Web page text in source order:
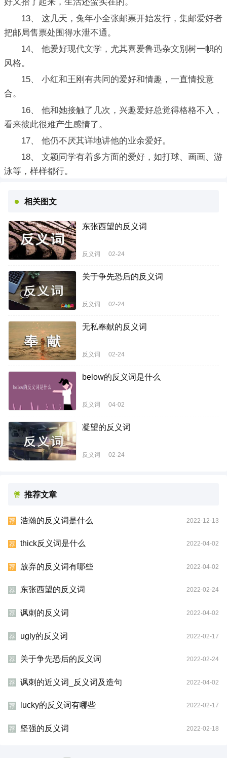
好又拾了起来，生活还蛮实在的。
13、 这几天，兔年小全张邮票开始发行，集邮爱好者
把邮局售票处围得水泄不通。
14、 他爱好现代文学，尤其喜爱鲁迅杂文别树一帜的
风格。
15、 小红和王刚有共同的爱好和情趣，一直情投意
合。
16、 他和她接触了几次，兴趣爱好总觉得格格不入，
看来彼此很难产生感情了。
17、 他仍不厌其详地讲他的业余爱好。
18、 文颖同学有着多方面的爱好，如打球、画画、游
泳等，样样都行。
相关图文
东张西望的反义词
反义词 02-24
关于争先恐后的反义词
反义词 02-24
无私奉献的反义词
反义词 02-24
below的反义词是什么
反义词 04-02
凝望的反义词
反义词 02-24
推荐文章
荐 浩瀚的反义词是什么 2022-12-13
荐 thick反义词是什么 2022-04-02
荐 放弃的反义词有哪些 2022-04-02
荐 东张西望的反义词 2022-02-24
荐 讽刺的反义词 2022-04-02
荐 ugly的反义词 2022-02-17
荐 关于争先恐后的反义词 2022-02-24
荐 讽刺的近义词_反义词及造句 2022-04-02
荐 lucky的反义词有哪些 2022-02-17
荐 坚强的反义词 2022-02-18